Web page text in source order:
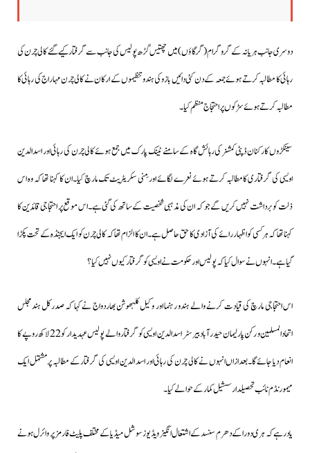
دوسری جانب ہریانہ کے گروگرام (گرگاؤں) میں چھتیس گڑھ پولیس کی جانب سے گرفتار کیے گئے کالی چرن کی
رہائی کا مطالبہ کرتے ہوئے جمعہ کے دن کئی دائیں بازو کی ہندوتنظیموں کے ارکان نے کالی چرن مہاراج کی رہائی کا
مطالبہ کرتے ہوئے سڑکوں پر احتجاج منظم کیا۔
سینکڑوں کارکنان ڈپٹی کمشنر کی رہائش گاہ کے سامنے ٹینک پارک میں جمع ہوئے کالی چرن کی رہائی اور اسدالدین
اویسی کی گرفتاری کامطالبہ کرتے ہوئے نعرے لگائے اور مِنی سکریٹریٹ تک مارچ کیا۔ان کا کہنا تھا کہ وہ اس
ذلت کو برداشت نہیں کریں گے جو کہ ان کی مذہبی شخصیت کے ساتھ کی گئی ہے۔اس موقع پر احتجاجی قائدین کا
کہنا تھا کہ ہر کسی کو اظہار رائے کی آزادی کا حق حاصل ہے۔ان کا الزام تھا کہ کالی چرن کو ایک ایجنڈہ کے تحت پکڑا
گیا ہے۔انہوں نے سوال کیا کہ پولیس اور حکومت نے اویسی کو گرفتار کیوں نہیں کیا؟
اس احتجاجی مارچ کی قیادت کرنے والے ہندو رہنما اور وکیل کلبھوشن بھاردواج نے کہا کہ صدر کل ہند مجلس
اتحادالمسلمین و رکن پارلیمان حیدرآباد بیرسٹر اسد الدین اویسی کو گرفتار والے پولیس عہدیدار کو 22 لاکھ روپے کا
انعام دیا جائے گا۔بعدازاں انہوں نے کالی چرن کی رہائی اور اسد الدین اویسی کی گرفتار کے مطالبہ پرمشتمل ایک
میمورنڈم نائب تحصیلدار سشیل کمار کے حوالے کیا۔
یاد رہے کہ ہری دورا کے دھرم سنسد کے اشتعال انگیز ویڈیوز سوشل میڈیا کے مختلف پلیٹ فارمز پر وائرل ہونے